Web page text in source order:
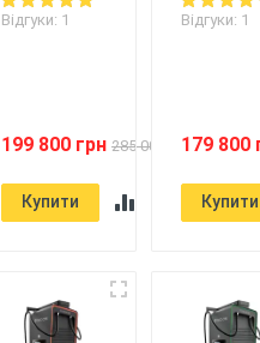
Відгуки: 1
199 800 грн 285 000 грн
Купити
Відгуки: 1
179 800
Купити